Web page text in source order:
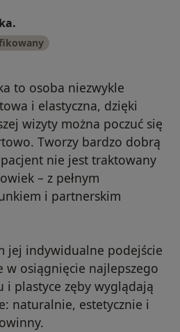
to osoba niezwykle
i elastyczna, dzięki
wizyty można poczuć się
Tworzy bardzo dobrą
nie jest traktowany
– z pełnym
i partnerskim
jej indywidualne podejście
w osiągnięcie najlepszego
i plastyce zęby wyglądają
naturalnie, estetycznie i